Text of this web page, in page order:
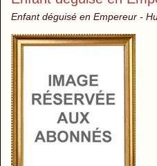
Enfant déguisé en Empereur -